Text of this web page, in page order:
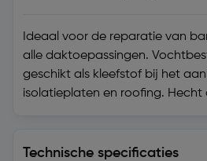
Ideaal voor de reparatie van
alle daktoepassingen.
geschikt als kleefstof bij het
isolatieplaten en roofing. Hecht
Technische specificaties